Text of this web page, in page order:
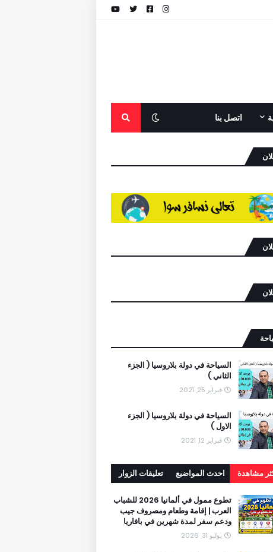
اتصل بنا
السياحة في دولة بلاروسيا ( الجزء
الثاني )
فبراير 25, 2021
السياحة في دولة بلاروسيا ( الجزء
الاول )
فبراير 12, 2021
مشاهدة احدث المواضيع تعليقات الزوار
تطوع ممول في ألمانيا 2026 للشباب
العرب | إقامة وطعام ومصروف جيب
ودعم سفر لمدة شهرين في بافاريا
يوليو 31, 2026